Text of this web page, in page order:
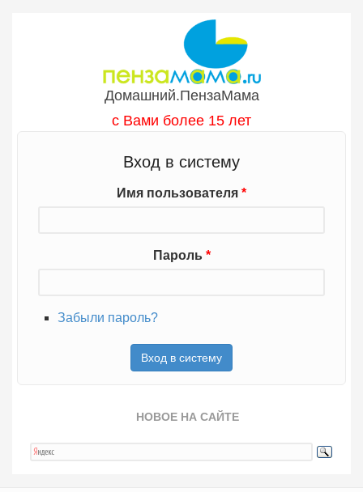
Домашний.ПензаМама
с Вами более 15 лет
Вход в систему
Имя пользователя *
Пароль *
Забыли пароль?
НОВОЕ НА САЙТЕ